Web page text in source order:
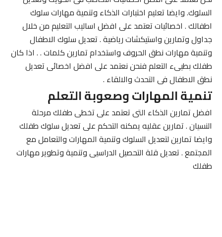
السلوك. وايضا تعليم اختبارات الذكاء وتنمية مهارات سلوك
اطفالك . اخصائيات تعتمد على افضل اساليب التعليم من خلال
جداول وتمارين واستيكشات رياضية . تعديل سلوك الاطفال
وتنمية مهارات نطق الحروف واستخدام تمارين كلمات . . اذا كان
طفلك بطيىء التعلم فنحن نعتمد على افضل اخصائى تعديل
نطق الاطفال فى التحدث والالقاء .
تنمية المهارات وصعوبة التعلم
افضل تمارين الذكاء التى تعتمد على تخطى طفلك مرحلة
النسيان . تمارين عقليه يمكنه التحكم على تعديل سلوك طفلك
وايضا تمارين لتعديل السلوك وتنمية المهارات والتعامل مع
المجتمع . تعديل قلة التحصيل الدراسيى وتنمية وتطوير مهارات
طفلك